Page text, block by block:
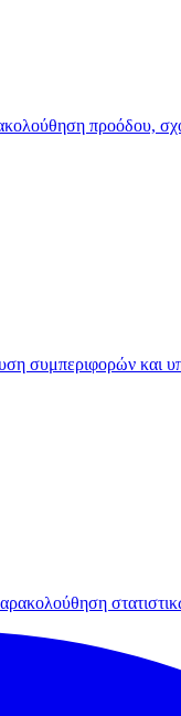
προόδου,
συμπεριφορών